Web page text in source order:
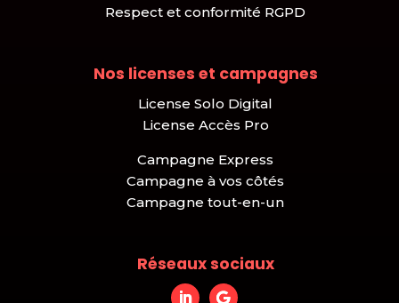
Respect et conformité RGPD
Nos licenses et campagnes
License Solo Digital
License Accès Pro
Campagne Express
Campagne à vos côtés
Campagne tout-en-un
Réseaux sociaux